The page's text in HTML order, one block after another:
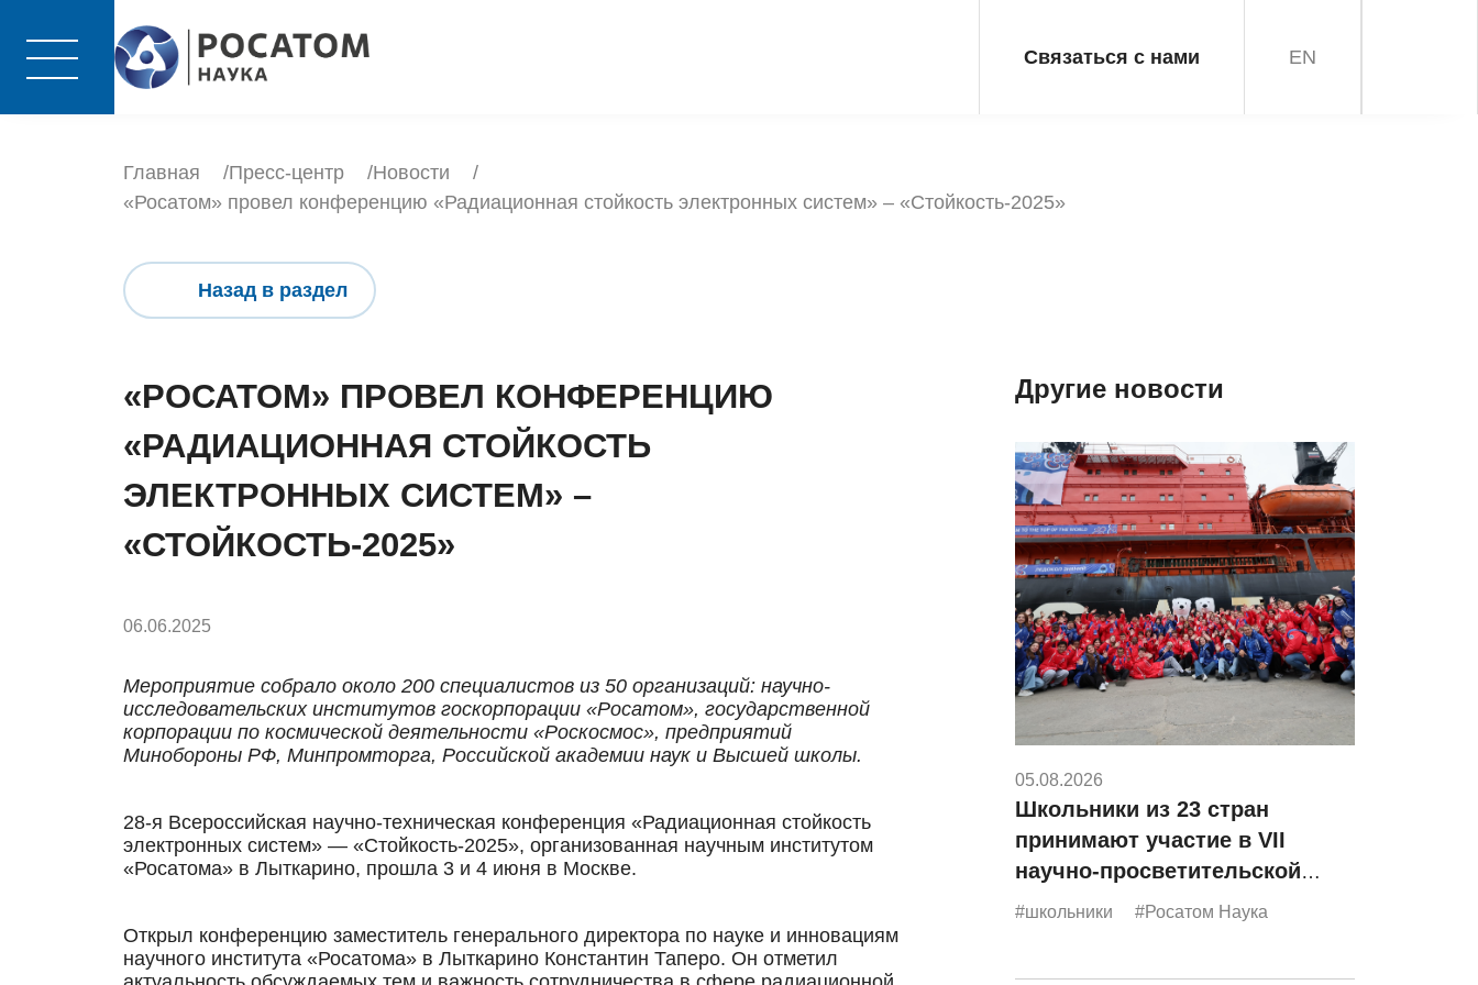
Связаться с нами EN
Главная Пресс-центр
Новости
«Росатом» провел конференцию «Радиационная стойкость электронных систем» – «Стойкость-2025»
Назад в раздел
«РОСАТОМ» ПРОВЕЛ КОНФЕРЕНЦИЮ
«РАДИАЦИОННАЯ СТОЙКОСТЬ
ЭЛЕКТРОННЫХ СИСТЕМ» –
«СТОЙКОСТЬ-2025»
06.06.2025
Мероприятие собрало около 200 специалистов из 50 организаций: научно-
исследовательских институтов госкорпорации «Росатом», государственной
корпорации по космической деятельности «Роскосмос», предприятий
Минобороны РФ, Минпромторга, Российской академии наук и Высшей школы.
28-я Всероссийская научно-техническая конференция «Радиационная стойкость
электронных систем» — «Стойкость-2025», организованная научным институтом
«Росатома» в Лыткарино, прошла 3 и 4 июня в Москве.
Открыл конференцию заместитель генерального директора по науке и инновациям
научного института «Росатома» в Лыткарино Константин Таперо. Он отметил
Другие новости
05.08.2026
Школьники из 23 стран
принимают участие в VII
научно-просветительской
экспедиции «Росатома»
#школьники #Росатом Наука